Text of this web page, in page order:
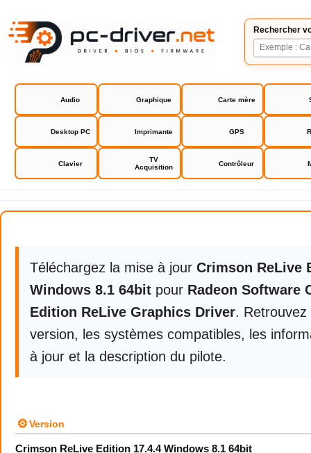
Rechercher
Audio Graphique Carte mère
Desktop PC Imprimante GPS
Clavier
TV
Acquisition
Contrôleur
Radeon Software Crimson
Téléchargez la mise à jour Crimson ReLive
Windows 8.1 64bit pour Radeon Software
Edition ReLive Graphics Driver.
version, les systèmes compatibles, les
à jour et la description du pilote.
⚙Version
Crimson ReLive Edition 17.4.4 Windows 8.1 64bit